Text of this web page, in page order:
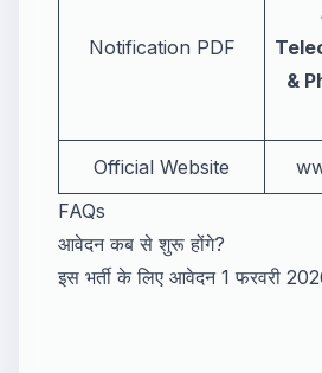
Notification PDF
&
Official Website
FAQs
आवेदन कब से शुरू होंगे?
इस भर्ती के लिए आवेदन 1 फरवरी